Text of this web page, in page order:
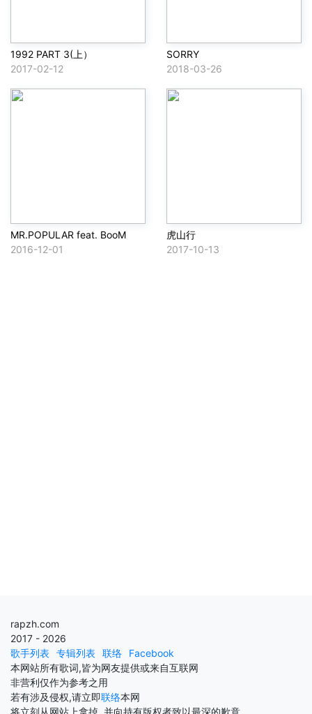
1992 PART 3(上）
2017-02-12
SORRY
2018-03-26
MR.POPULAR feat. BooM
2016-12-01
虎山行
2017-10-13
rapzh.com
2017 - 2026
歌手列表 专辑列表 联络
Facebook
本网站所有歌词,皆为网友提供或来自互联网
非营利仅作为参考之用
若有涉及侵权,请立即联络本网
将立刻从网站上拿掉, 并向持有版权者致以最深的歉意